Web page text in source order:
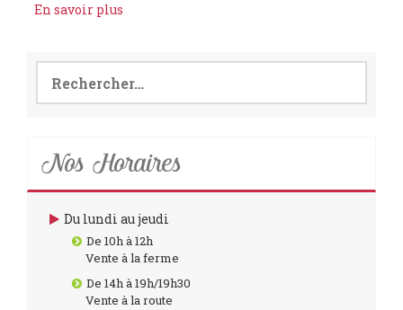
En savoir plus
Nos Horaires
Du lundi au jeudi
De 10h à 12h
Vente à la ferme
De 14h à 19h/19h30
Vente à la route